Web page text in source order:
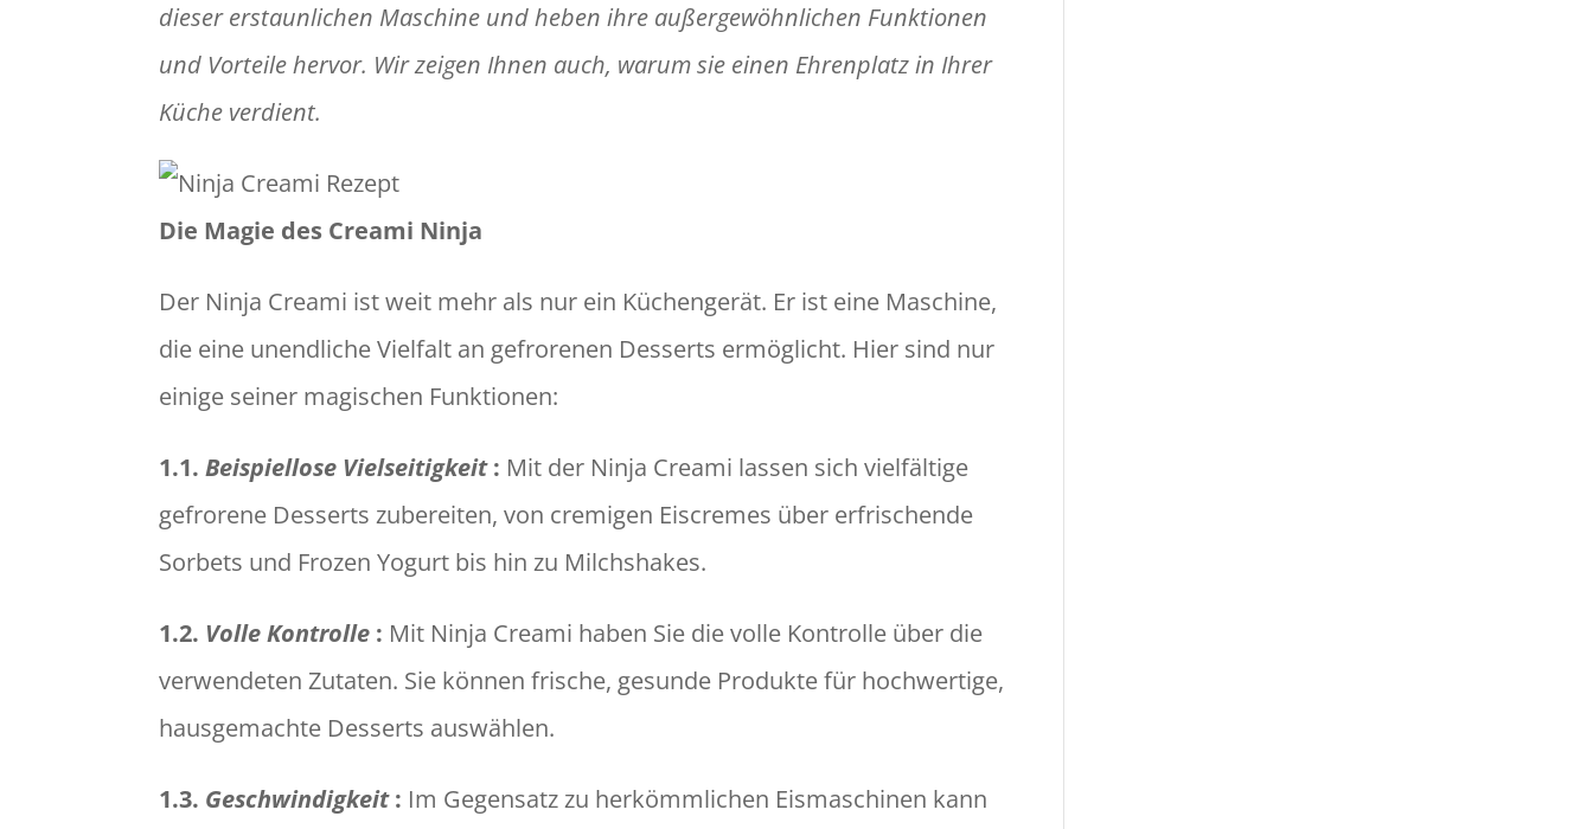
dieser erstaunlichen Maschine und heben ihre außergewöhnlichen Funktionen
und Vorteile hervor. Wir zeigen Ihnen auch, warum sie einen Ehrenplatz in Ihrer
Küche verdient.
Die Magie des Creami Ninja
Der Ninja Creami ist weit mehr als nur ein Küchengerät. Er ist eine Maschine,
die eine unendliche Vielfalt an gefrorenen Desserts ermöglicht. Hier sind nur
einige seiner magischen Funktionen:
1.1.Beispiellose Vielseitigkeit: Mit der Ninja Creami lassen sich vielfältige
gefrorene Desserts zubereiten, von cremigen Eiscremes über erfrischende
Sorbets und Frozen Yogurt bis hin zu Milchshakes.
1.2. Volle Kontrolle : Mit Ninja Creami haben Sie die volle Kontrolle über die
verwendeten Zutaten. Sie können frische, gesunde Produkte für hochwertige,
hausgemachte Desserts auswählen.
1.3. Geschwindigkeit: Im Gegensatz zu herkömmlichen Eismaschinen kann